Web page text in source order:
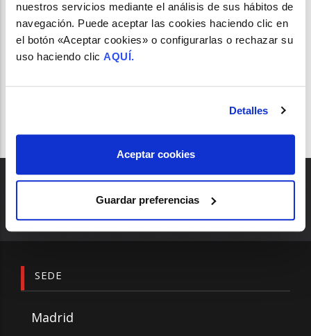
nuestros servicios mediante el análisis de sus hábitos de
navegación. Puede aceptar las cookies haciendo clic en
el botón «Aceptar cookies» o configurarlas o rechazar su
uso haciendo clic AQUÍ.
Detalles
Aceptar cookies
Guardar preferencias
Vocales
Mª Dolores Fernández Otero
María Sánchez de Oliveira
SEDE
Madrid